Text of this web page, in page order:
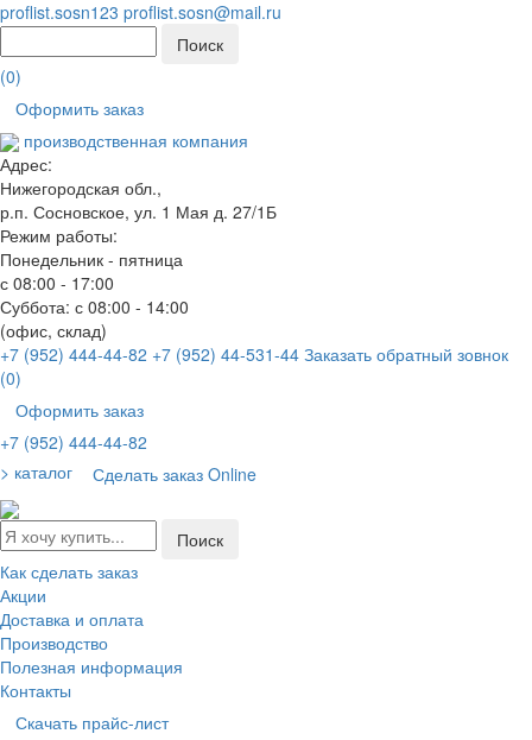
proflist.sosn123 proflist.sosn@mail.ru
(0)
Оформить заказ
производственная компания
Адрес:
Нижегородская обл.,
р.п. Сосновское, ул. 1 Мая д. 27/1Б
Режим работы:
Понедельник - пятница
с 08:00 - 17:00
Суббота: с 08:00 - 14:00
(офис, склад)
+7 (952) 444-44-82 +7 (952) 44-531-44 Заказать обратный зовнок
(0)
Оформить заказ
+7 (952) 444-44-82
> каталог
Сделать заказ Online
Как сделать заказ
Акции
Доставка и оплата
Производство
Полезная информация
Контакты
Скачать прайс-лист